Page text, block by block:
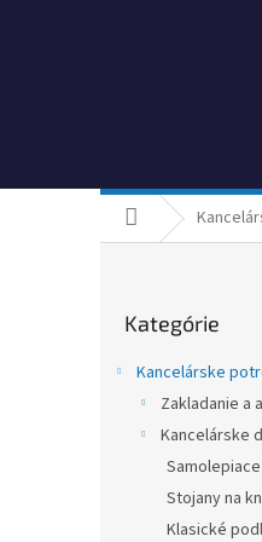
Domov
kategórie
Kategórie
Kancelárske
Zakladanie a
Kancelárske
Stojany na
Klasické